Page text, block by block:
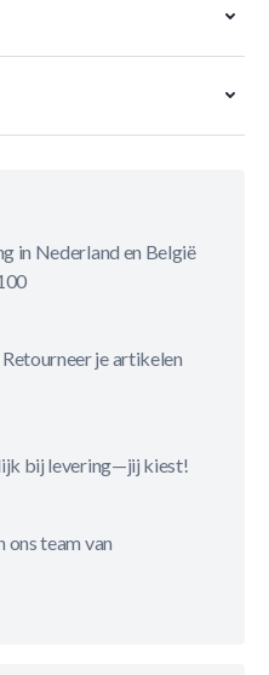
in Nederland en België
je artikelen
bij levering—jij kiest!
ons team van